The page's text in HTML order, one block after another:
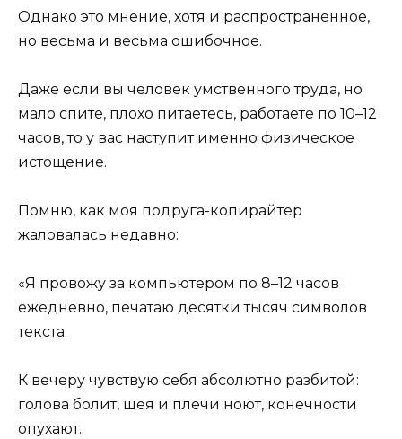
Однако это мнение, хотя и распространенное,
но весьма и весьма ошибочное.
Даже если вы человек умственного труда, но
мало спите, плохо питаетесь, работаете по 10–12
часов, то у вас наступит именно физическое
истощение.
Помню, как моя подруга-копирайтер
жаловалась недавно:
«Я провожу за компьютером по 8–12 часов
ежедневно, печатаю десятки тысяч символов
текста.
К вечеру чувствую себя абсолютно разбитой:
голова болит, шея и плечи ноют, конечности
опухают.